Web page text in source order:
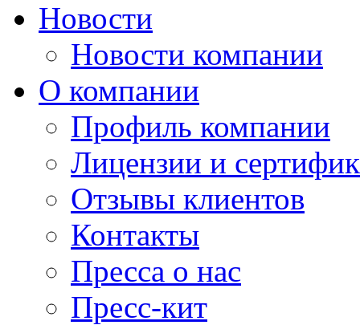
Новости
Новости компании
О компании
Профиль компании
Лицензии и
Отзывы клиентов
Контакты
Пресса о нас
Пресс-кит